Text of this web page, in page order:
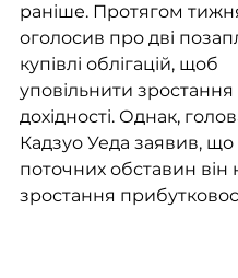
раніше. Протягом
оголосив про дві
купівлі облігацій, щоб
уповільнити зростання
дохідності. Однак,
Кадзуо Уеда заявив, що
поточних обставин він
зростання